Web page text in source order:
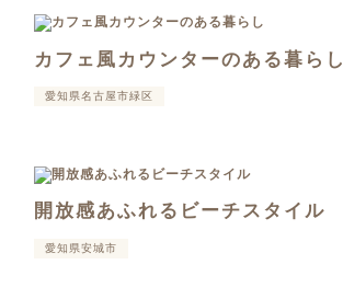
カフェ風カウンターのある暮らし
愛知県名古屋市緑区
開放感あふれるビーチスタイル
愛知県安城市